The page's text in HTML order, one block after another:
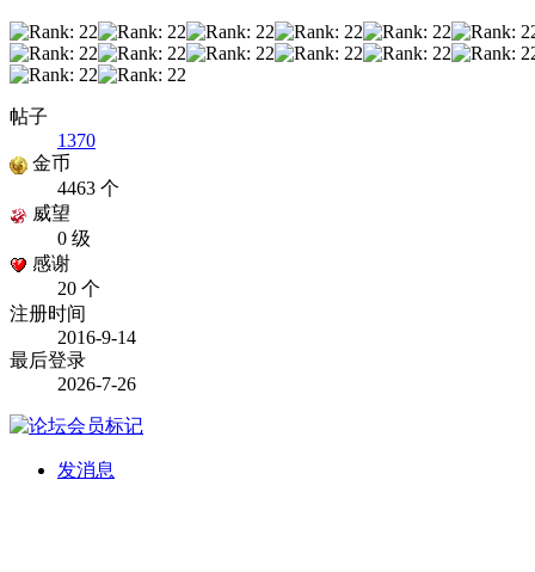
帖子
1370
金币
4463 个
威望
0 级
感谢
20 个
注册时间
2016-9-14
最后登录
2026-7-26
发消息